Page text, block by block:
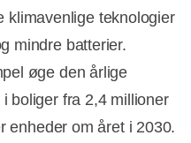
klimavenlige teknologier
mindre batterier.
øge den årlige
boliger fra 2,4 millioner
enheder om året i 2030.